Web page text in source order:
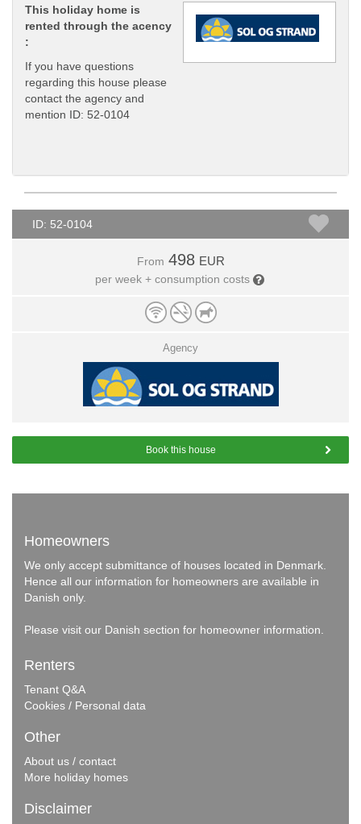
This holiday home is
rented through the acency
:
If you have questions
regarding this house please
contact the agency and
mention ID: 52-0104
ID: 52-0104
From 498 EUR
per week + consumption costs
Agency
Book this house
Homeowners
We only accept submittance of houses located in Denmark.
Hence all our information for homeowners are available in
Danish only.
Please visit our Danish section for homeowner information.
Renters
Tenant Q&A
Cookies / Personal data
Other
About us / contact
More holiday homes
Disclaimer